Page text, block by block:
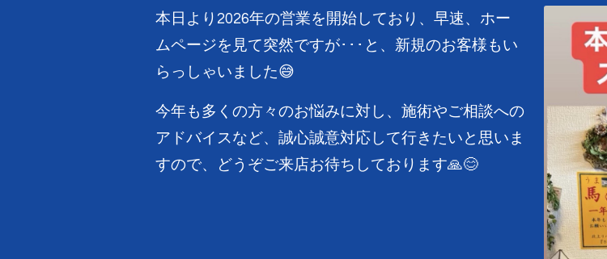
本日より2026年の営業を開始しており、早速、ホー
ムページを見て突然ですが･･･と、新規のお客様もい
らっしゃいました😅
今年も多くの方々のお悩みに対し、施術やご相談への
アドバイスなど、誠心誠意対応して行きたいと思いま
すので、どうぞご来店お待ちしております🙏😊